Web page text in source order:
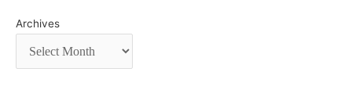
Archives